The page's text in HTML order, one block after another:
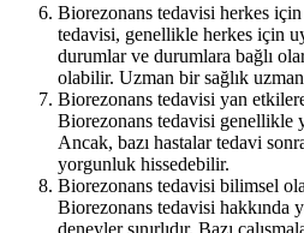
Biorezonans tedavisi herkes
tedavisi, genellikle herkes için
durumlar ve durumlara bağlı
olabilir. Uzman bir sağlık
Biorezonans tedavisi yan
Biorezonans tedavisi genellikle
Ancak, bazı hastalar tedavi
yorgunluk hissedebilir.
Biorezonans tedavisi bilimsel
Biorezonans tedavisi hakkında